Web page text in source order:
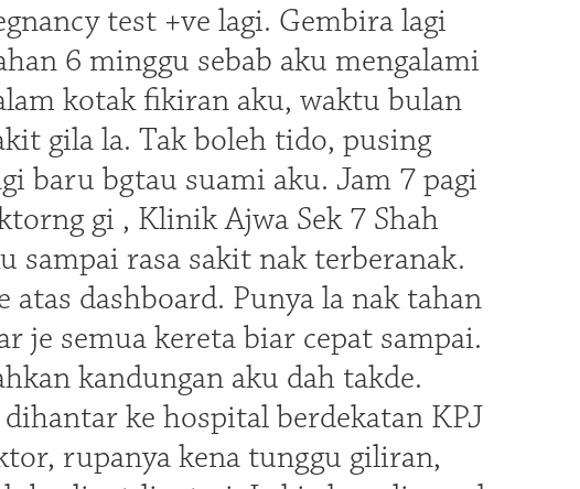
test +ve lagi. Gembira lagi
6 minggu sebab aku mengalami
kotak fikiran aku, waktu bulan
gila la. Tak boleh tido, pusing
baru bgtau suami aku. Jam 7 pagi
gi , Klinik Ajwa Sek 7 Shah
sampai rasa sakit nak terberanak.
dashboard. Punya la nak tahan
je semua kereta biar cepat sampai.
kandungan aku dah takde.
ke hospital berdekatan KPJ
rupanya kena tunggu giliran,